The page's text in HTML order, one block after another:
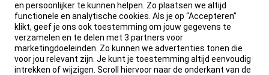
en persoonlijker te kunnen helpen. Zo plaatsen we altijd
functionele en analytische cookies. Als je op “Accepteren”
klikt, geef je ons ook toestemming om jouw gegevens te
verzamelen en te delen met 3 partners voor
marketingdoeleinden. Zo kunnen we advertenties tonen die
voor jou relevant zijn. Je kunt je toestemming altijd eenvoudig
intrekken of wijzigen. Scroll hiervoor naar de onderkant van de